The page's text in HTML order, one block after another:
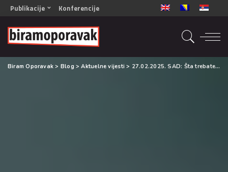
Publikacije
OPORAVAK- Naš zajednički cilj BiH/CG
OPORAVAK- Naš zajednički cilj SRB
RECOVERY- Our common goal ENG
OPORAVAK- Naš zajednički cilj 2
Konferencije
Biram Oporavak > Blog >Aktuelne vijesti > 27.02.2025. SAD: Šta trebate znati ako se Vaša voljena osoba bori sa ovisnošću